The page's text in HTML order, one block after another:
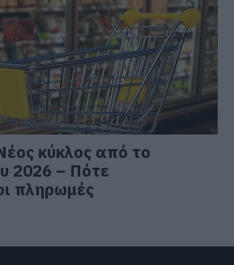
κύκλος από το
2026 – Πότε
πληρωμές